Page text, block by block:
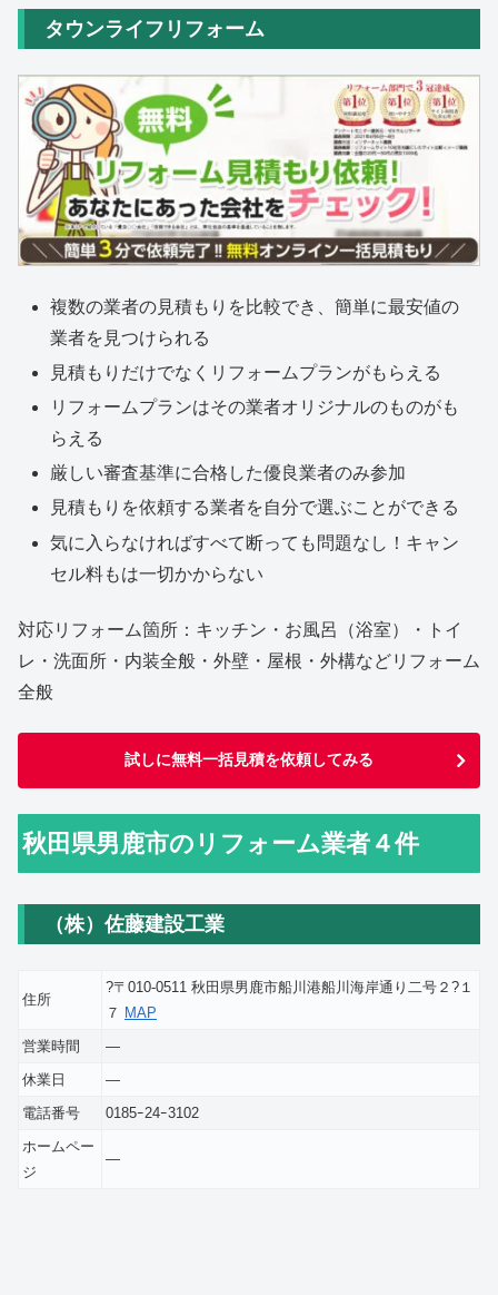
タウンライフリフォーム
複数の業者の見積もりを比較でき、簡単に最安値の
業者を見つけられる
見積もりだけでなくリフォームプランがもらえる
リフォームプランはその業者オリジナルのものがも
らえる
厳しい審査基準に合格した優良業者のみ参加
見積もりを依頼する業者を自分で選ぶことができる
気に入らなければすべて断っても問題なし！キャン
セル料もは一切かからない
対応リフォーム箇所：キッチン・お風呂（浴室）・トイ
レ・洗面所・内装全般・外壁・屋根・外構などリフォーム
全般
試しに無料一括見積を依頼してみる
秋田県男鹿市のリフォーム業者４件
（株）佐藤建設工業
住所
?〒010-0511 秋田県男鹿市船川港船川海岸通り二号２?１
７ MAP
営業時間
―
休業日
―
電話番号
0185ｰ24ｰ3102
ホームペー
ジ
―